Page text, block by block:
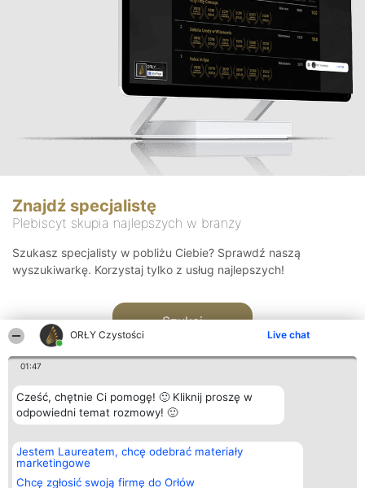
ORŁY Czystości Live chat
01:47
Cześć, chętnie Ci pomogę! 🙂 Kliknij proszę w
odpowiedni temat rozmowy! 🙂
Jestem Laureatem, chcę odebrać materiały
marketingowe
Chcę zgłosić swoją firmę do Orłów
Znajdź specjalistę
Plebiscyt skupia najlepszych w branży
Szukasz specjalisty w pobliżu Ciebie? Sprawdź naszą
wyszukiwarkę. Korzystaj tylko z usług najlepszych!
Szukaj
Organizator plebiscytu
Bright Side Solutions sp. z o.
o. sp. k.
ul. Ruska 22
Plebiscyt
Laureaci
wszystkich
Kontakt
Kontakt